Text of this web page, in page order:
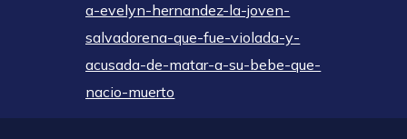
a-evelyn-hernandez-la-joven-
salvadorena-que-fue-violada-y-
acusada-de-matar-a-su-bebe-que-
nacio-muerto